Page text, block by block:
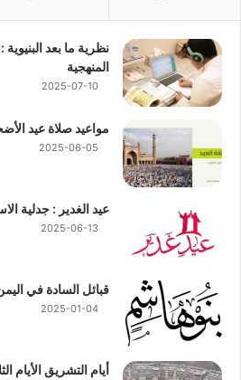
نظرية ما بعد
المنهجية
2025-07-10
مواعيد صلاة عيد
2025-06-05
عيد الغدير : جدلية
2025-06-13
قبائل السادة في
2025-01-04
أيام التشريق الأيام